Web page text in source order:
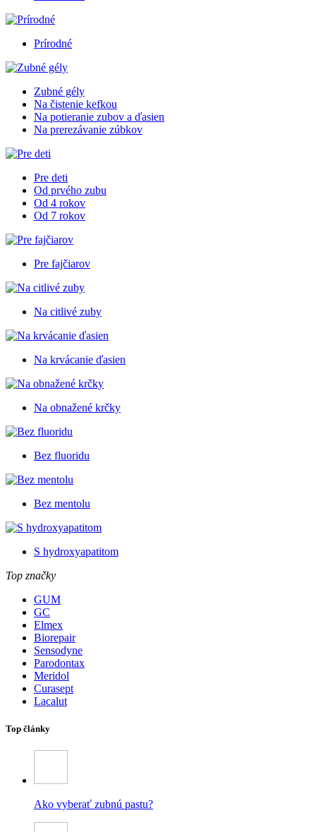
Prírodné
Zubné gély
Na čistenie kefkou
Na potieranie zubov a ďasien
Na prerezávanie zúbkov
Pre deti
Od prvého zubu
Od 4 rokov
Od 7 rokov
Pre fajčiarov
Na citlivé zuby
Na krvácanie ďasien
Na obnažené krčky
Bez fluoridu
Bez mentolu
S hydroxyapatitom
Top značky
GUM
GC
Elmex
Biorepair
Sensodyne
Parodontax
Meridol
Curasept
Lacalut
Top články
Ako vyberať zubnú pastu?